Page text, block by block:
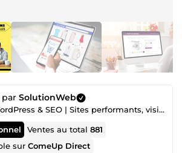
par SolutionWeb
Expert WordPress & SEO | Sites performants, visibles et conçus pour convertir
Ventes au total881
surComeUp Direct